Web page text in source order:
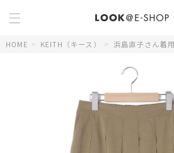
HOME > KEITH（キース） > 浜島直子さん着